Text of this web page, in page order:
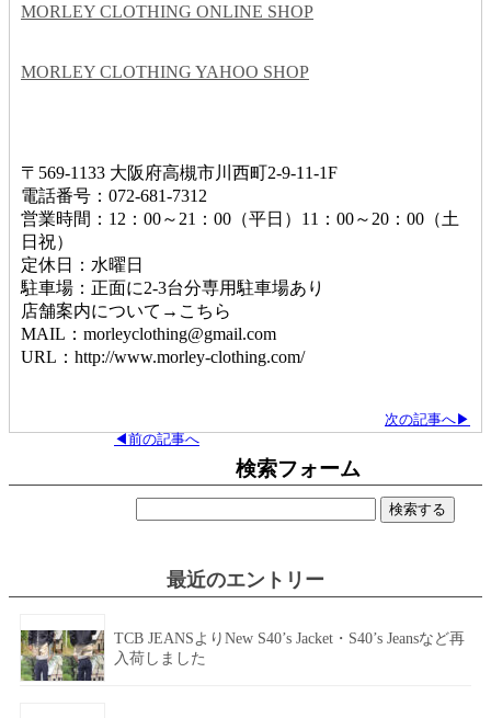
MORLEY CLOTHING ONLINE SHOP
MORLEY CLOTHING YAHOO SHOP
〒569-1133 大阪府高槻市川西町2-9-11-1F
電話番号：072-681-7312
営業時間：12：00～21：00（平日）11：00～20：00（土
日祝）
定休日：水曜日
駐車場：正面に2-3台分専用駐車場あり
店舗案内について→こちら
MAIL：morleyclothing@gmail.com
URL：http://www.morley-clothing.com/
次の記事へ▶
◀前の記事へ
検索フォーム
最近のエントリー
TCB JEANSよりNew S40’s Jacket・S40’s Jeansなど再
入荷しました